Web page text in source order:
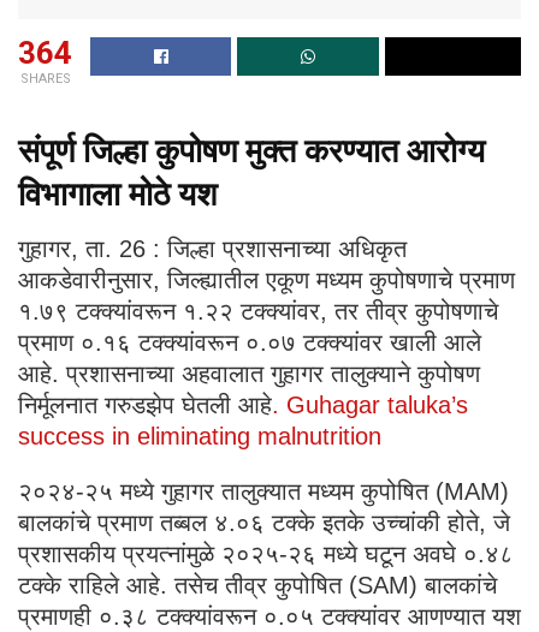
364
SHARES
संपूर्ण जिल्हा कुपोषण मुक्त करण्यात आरोग्य
विभागाला मोठे यश
गुहागर, ता. 26 : जिल्हा प्रशासनाच्या अधिकृत
आकडेवारीनुसार, जिल्ह्यातील एकूण मध्यम कुपोषणाचे प्रमाण
१.७९ टक्क्यांवरून १.२२ टक्क्यांवर, तर तीव्र कुपोषणाचे
प्रमाण ०.१६ टक्क्यांवरून ०.०७ टक्क्यांवर खाली आले
आहे. प्रशासनाच्या अहवालात गुहागर तालुक्याने कुपोषण
निर्मूलनात गरुडझेप घेतली आहे. Guhagar taluka’s
success in eliminating malnutrition
२०२४-२५ मध्ये गुहागर तालुक्यात मध्यम कुपोषित (MAM)
बालकांचे प्रमाण तब्बल ४.०६ टक्के इतके उच्चांकी होते, जे
प्रशासकीय प्रयत्नांमुळे २०२५-२६ मध्ये घटून अवघे ०.४८
टक्के राहिले आहे. तसेच तीव्र कुपोषित (SAM) बालकांचे
प्रमाणही ०.३८ टक्क्यांवरून ०.०५ टक्क्यांवर आणण्यात यश